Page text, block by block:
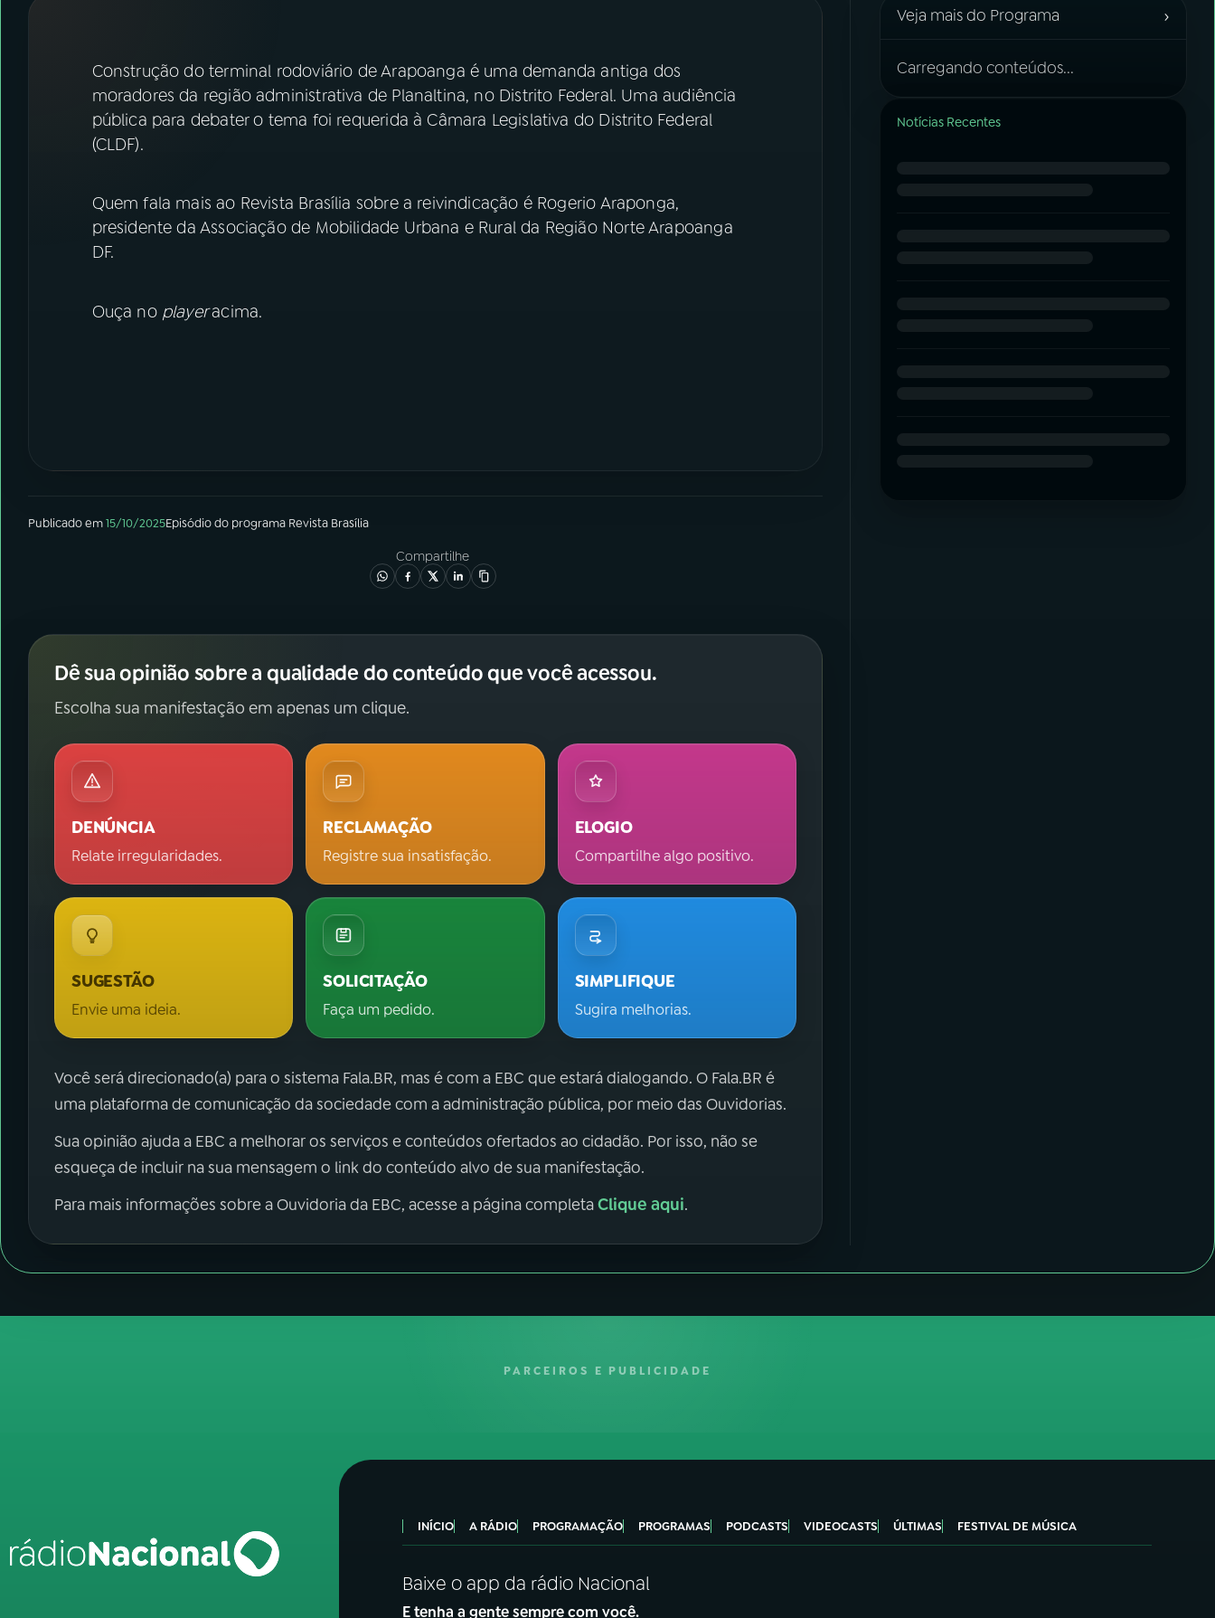
FESTIVAL DE MÚSICA
ACOMPANHE A RÁDIO NACIONAL
Instagram X
Construção do terminal rodoviário de Arapoanga é uma demanda antiga dos
moradores da região administrativa de Planaltina, no Distrito Federal. Uma audiência
pública para debater o tema foi requerida à Câmara Legislativa do Distrito Federal
(CLDF).
Quem fala mais ao Revista Brasília sobre a reivindicação é Rogerio Araponga,
presidente da Associação de Mobilidade Urbana e Rural da Região Norte Arapoanga
DF.
Ouça no playeracima.
Publicado em15/10/2025Episódiodo programa Revista Brasília
Compartilhe
Dê sua opinião sobre a qualidade do conteúdo que você acessou.
Escolha sua manifestação em apenas um clique.
DENÚNCIA
Relate irregularidades.
RECLAMAÇÃO
Registre sua insatisfação.
ELOGIO
Compartilhe algo positivo.
SUGESTÃO
Envie uma ideia.
SOLICITAÇÃO
Faça um pedido.
SIMPLIFIQUE
Sugira melhorias.
Você será direcionado(a) para o sistema Fala.BR, mas é com a EBC que estará dialogando. O Fala.BR é
uma plataforma de comunicação da sociedade com a administração pública, por meio das Ouvidorias.
Sua opinião ajuda a EBC a melhorar os serviços e conteúdos ofertados ao cidadão. Por isso, não se
esqueça de incluir na sua mensagem o link do conteúdo alvo de sua manifestação.
Para mais informações sobre a Ouvidoria da EBC, acesse a página completaClique aqui.
Veja mais do Programa ›
Carregando conteúdos...
Notícias Recentes
PARCEIROS E PUBLICIDADE
INÍCIO A RÁDIO PROGRAMAÇÃO PROGRAMAS PODCASTS VIDEOCASTS ÚLTIMAS FESTIVAL DE MÚSICA
Baixe o app da rádio Nacional
E tenha a gente sempre com você.